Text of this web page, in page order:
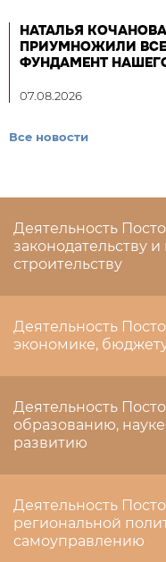
НАТАЛЬЯ
ПРИУМНОЖИЛИ
ФУНДАМЕНТ
07.08.2026
Все новости
Деятельность
законодательству
строительству
Деятельность
экономике,
Деятельность
образованию,
развитию
Деятельность
региональной
самоуправлению